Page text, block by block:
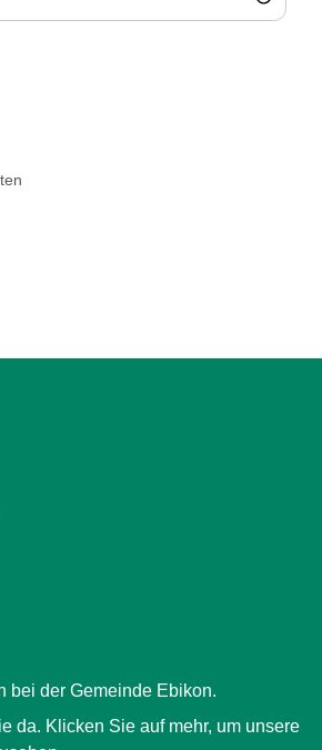
bei der Gemeinde Ebikon.
da. Klicken Sie auf mehr, um unsere